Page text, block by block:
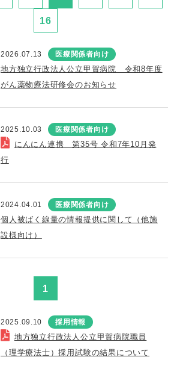
16
2026.07.13 医療関係者向け
地方独立行政法人公立甲賀病院 令和8年度
がん薬物療法研修会のお知らせ
2025.10.03 医療関係者向け
にんにん連携 第35号 令和7年10月発
行
2024.04.01 医療関係者向け
個人被ばく線量の情報提供に関して（他施
設様向け）
1
2025.09.10 採用情報
地方独立行政法人公立甲賀病院職員
（理学療法士）採用試験の結果について